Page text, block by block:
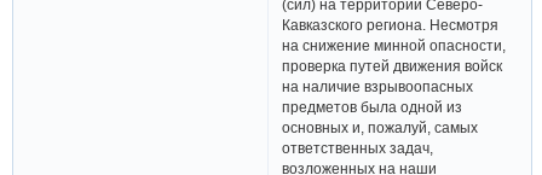
(сил) на территории Северо­
Кавказского региона. Несмотря
на снижение минной опасности,
проверка путей движения войск
на наличие взрывоопасных
предметов была одной из
основных и, пожалуй, самых
ответственных задач,
возложенных на наши